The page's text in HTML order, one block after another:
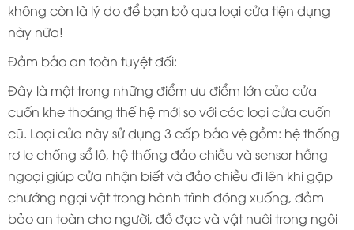
không còn là lý do để bạn bỏ qua loại cửa tiện dụng
này nữa!
Đảm bảo an toàn tuyệt đối:
Đây là một trong những điểm ưu điểm lớn của cửa
cuốn khe thoáng thế hệ mới so với các loại cửa cuốn
cũ. Loại cửa này sử dụng 3 cấp bảo vệ gồm: hệ thống
rơ le chống sổ lô, hệ thống đảo chiều và sensor hồng
ngoại giúp cửa nhận biết và đảo chiều đi lên khi gặp
chướng ngại vật trong hành trình đóng xuống, đảm
bảo an toàn cho người, đồ đạc và vật nuôi trong ngôi